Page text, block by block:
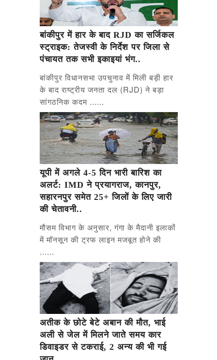
बांकीपुर में हार के बाद RJD का सर्जिकल
स्ट्राइक: तेजस्वी के निर्देश पर जिला से
पंचायत तक सभी इकाइयां भंग..
बांकीपुर विधानसभा उपचुनाव में मिली बड़ी हार
के बाद राष्ट्रीय जनता दल (RJD) ने बड़ा
सांगठनिक कदम ......
यूपी में अगले 4-5 दिन भारी बारिश का
अलर्ट: IMD ने प्रयागराज, कानपुर,
सहारनपुर समेत 25+ जिलों के लिए जारी
की चेतावनी..
मौसम विभाग के अनुसार, गंगा के मैदानी इलाकों
में मॉनसून की ट्रफ लाइन मजबूत होने की
......
अतीक के छोटे बेटे अबान की मौत, भाई
अली से जेल में मिलने जाते समय कार
डिवाइडर से टकराई, 2 अन्य की भी गई